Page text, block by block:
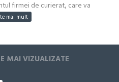
firmei de curierat, care va
MAI VIZUALIZATE